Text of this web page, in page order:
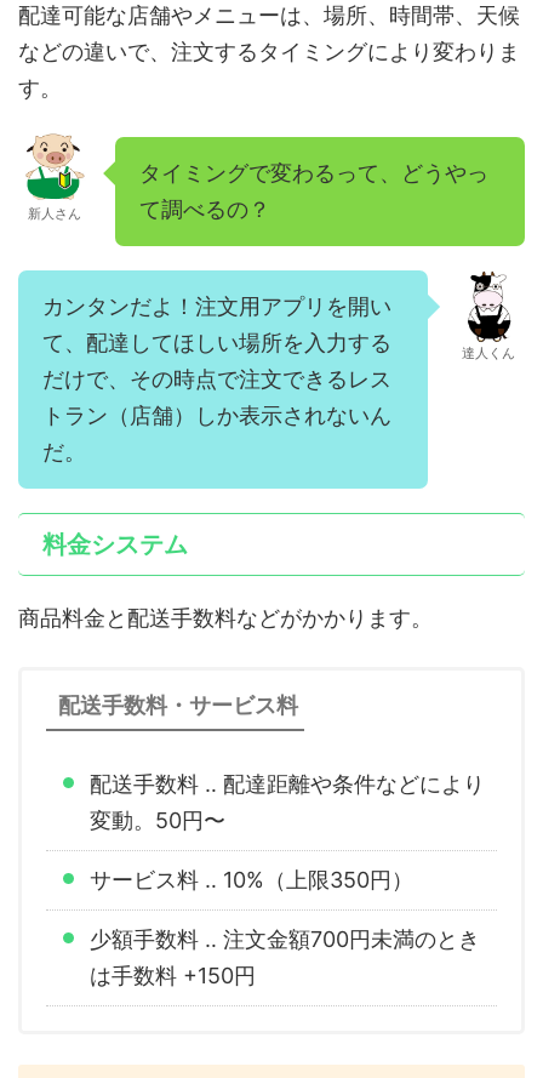
配達可能な店舗やメニューは、場所、時間帯、天候
などの違いで、注文するタイミングにより変わりま
す。
新人さん
タイミングで変わるって、どうやっ
て調べるの？
カンタンだよ！注文用アプリを開い
て、配達してほしい場所を入力する
だけで、その時点で注文できるレス
トラン（店舗）しか表示されないん
だ。
達人くん
料金システム
商品料金と配送手数料などがかかります。
配送手数料・サービス料
配送手数料 ‥ 配達距離や条件などにより
変動。50円〜
サービス料 ‥ 10%（上限350円）
少額手数料 ‥ 注文金額700円未満のとき
は手数料 +150円